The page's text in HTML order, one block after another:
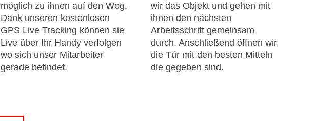
möglich zu ihnen auf den Weg.
Dank unseren kostenlosen
GPS Live Tracking können sie
Live über Ihr Handy verfolgen
wo sich unser Mitarbeiter
gerade befindet.
wir das Objekt und gehen mit
ihnen den nächsten
Arbeitsschritt gemeinsam
durch. Anschließend öffnen wir
die Tür mit den besten Mitteln
die gegeben sind.